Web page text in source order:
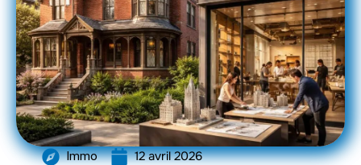
Immo 12 avril 2026